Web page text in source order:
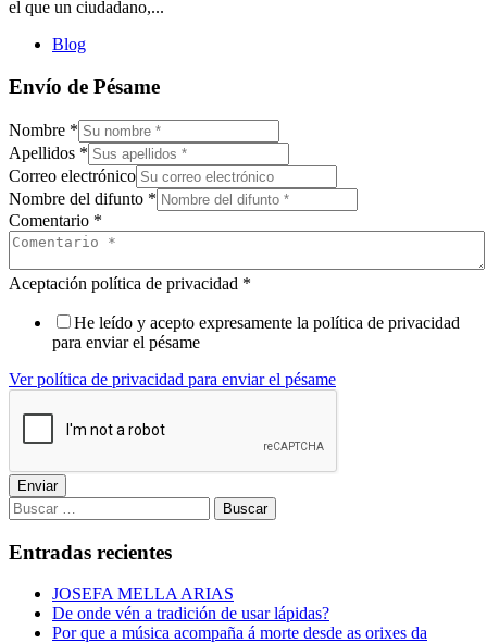
el que un ciudadano,...
Blog
Envío de Pésame
Nombre *
Apellidos *
Correo electrónico
Nombre del difunto *
Comentario *
Aceptación política de privacidad *
He leído y acepto expresamente la política de privacidad
para enviar el pésame
Ver política de privacidad para enviar el pésame
Enviar
Buscar:
Entradas recientes
JOSEFA MELLA ARIAS
De onde vén a tradición de usar lápidas?
Por que a música acompaña á morte desde as orixes da